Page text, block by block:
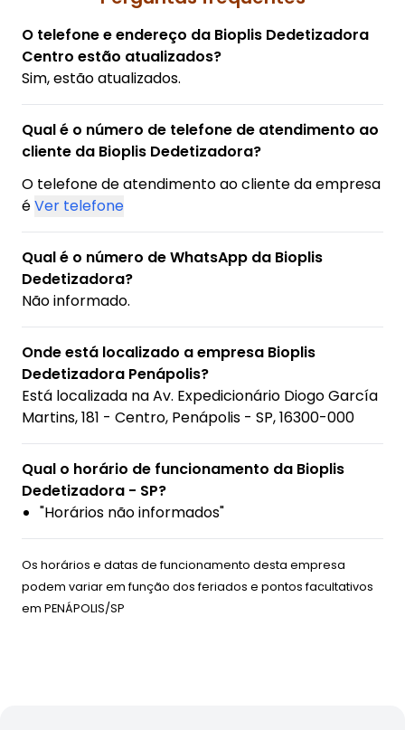
O telefone e endereço da Bioplis Dedetizadora
Centro estão atualizados?
Sim, estão atualizados.
Qual é o número de telefone de atendimento ao
cliente da Bioplis Dedetizadora?
O telefone de atendimento ao cliente da empresa
éVer telefone
Qual é o número de WhatsApp da Bioplis
Dedetizadora?
Não informado.
Onde está localizado a empresa Bioplis
Dedetizadora Penápolis?
Está localizada naAv. Expedicionário Diogo García
Martins, 181 - Centro, Penápolis - SP, 16300-000
Qual o horário de funcionamento da Bioplis
Dedetizadora - SP?
"Horários não informados"
Os horários e datas de funcionamento desta empresa
podem variar em função dos feriados e pontos facultativos
em PENÁPOLIS/SP